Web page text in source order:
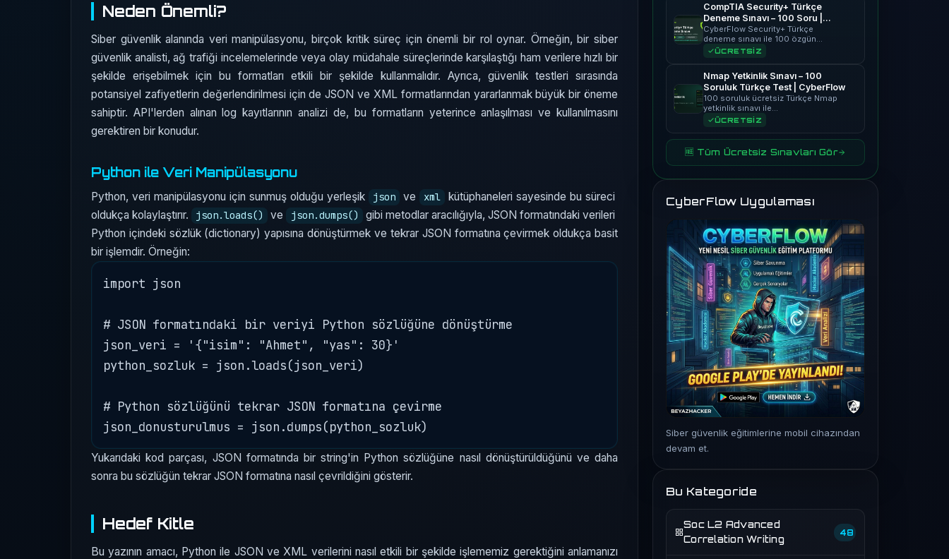
Neden Önemli?
Siber güvenlik alanında veri manipülasyonu, birçok kritik süreç için önemli bir rol oynar. Örneğin, bir siber
güvenlik analisti, ağ trafiği incelemelerinde veya olay müdahale süreçlerinde karşılaştığı ham verilere hızlı bir
şekilde erişebilmek için bu formatları etkili bir şekilde kullanmalıdır. Ayrıca, güvenlik testleri sırasında
potansiyel zafiyetlerin değerlendirilmesi için de JSON ve XML formatlarından yararlanmak büyük bir öneme
sahiptir. API'lerden alınan log kayıtlarının analizi de, bu formatların yeterince anlaşılması ve kullanılmasını
gerektiren bir konudur.
Python ile Veri Manipülasyonu
Python, veri manipülasyonu için sunmuş olduğu yerleşik json ve xml
kütüphaneleri sayesinde bu süreci
oldukça kolaylaştırır.
json.loads() ve json.dumps()
gibi metodlar aracılığıyla, JSON formatındaki verileri
Python içindeki sözlük (dictionary) yapısına dönüştürmek ve tekrar JSON formatına çevirmek oldukça basit
bir işlemdir. Örneğin:
import json
# JSON formatındaki bir veriyi Python sözlüğüne dönüştürme
json_veri = '{"isim": "Ahmet", "yas": 30}'
python_sozluk = json.loads(json_veri)
# Python sözlüğünü tekrar JSON formatına çevirme
Yukarıdaki kod parçası, JSON formatında bir string'in Python sözlüğüne nasıl dönüştürüldüğünü ve daha
sonra bu sözlüğün tekrar JSON formatına nasıl çevrildiğini gösterir.
Hedef Kitle
Bu yazının amacı, Python ile JSON ve XML verilerini nasıl etkili bir şekilde işlememiz gerektiğini anlamanızı
CompTIA Security+ Türkçe
Deneme Sınavı – 100 Soru |
CyberFlow
CyberFlow Security+ Türkçe
deneme sınavı ile 100 özgün…
ÜCRETSİZ
Nmap Yetkinlik Sınavı – 100
Soruluk Türkçe Test | CyberFlow
100 soruluk ücretsiz Türkçe Nmap
yetkinlik sınavı ile…
ÜCRETSİZ
🆓 Tüm Ücretsiz Sınavları Gör
CyberFlow Uygulaması
Siber güvenlik eğitimlerine mobil cihazından
devam et.
Bu Kategoride
Soc L2 Advanced
Correlation Writing
48